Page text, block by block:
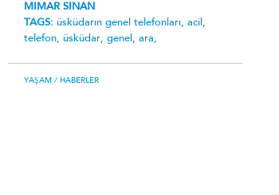
MIMAR SINAN
TAGS: üsküdarın genel telefonları, acil,
telefon, üsküdar, genel, ara,
YAŞAM / HABERLER